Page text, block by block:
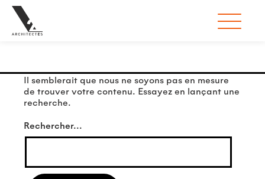
Il semblerait que nous ne soyons pas en mesure
de trouver votre contenu. Essayez en lançant une
recherche.
Rechercher…